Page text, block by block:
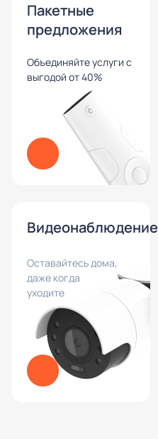
Пакетные
предложения
Объединяйте услуги с
выгодой от 40%
Видеонаблюдение
Оставайтесь дома,
даже когда
уходите